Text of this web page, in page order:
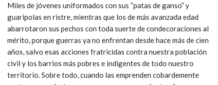
Miles de jóvenes uniformados con sus “patas de ganso” y
guaripolas en ristre, mientras que los de más avanzada edad
abarrotaron sus pechos con toda suerte de condecoraciones al
mérito, porque guerras ya no enfrentan desde hace más de cien
años, salvo esas acciones fratricidas contra nuestra población
civil y los barrios más pobres e indigentes de todo nuestro
territorio. Sobre todo, cuando las emprenden cobardemente